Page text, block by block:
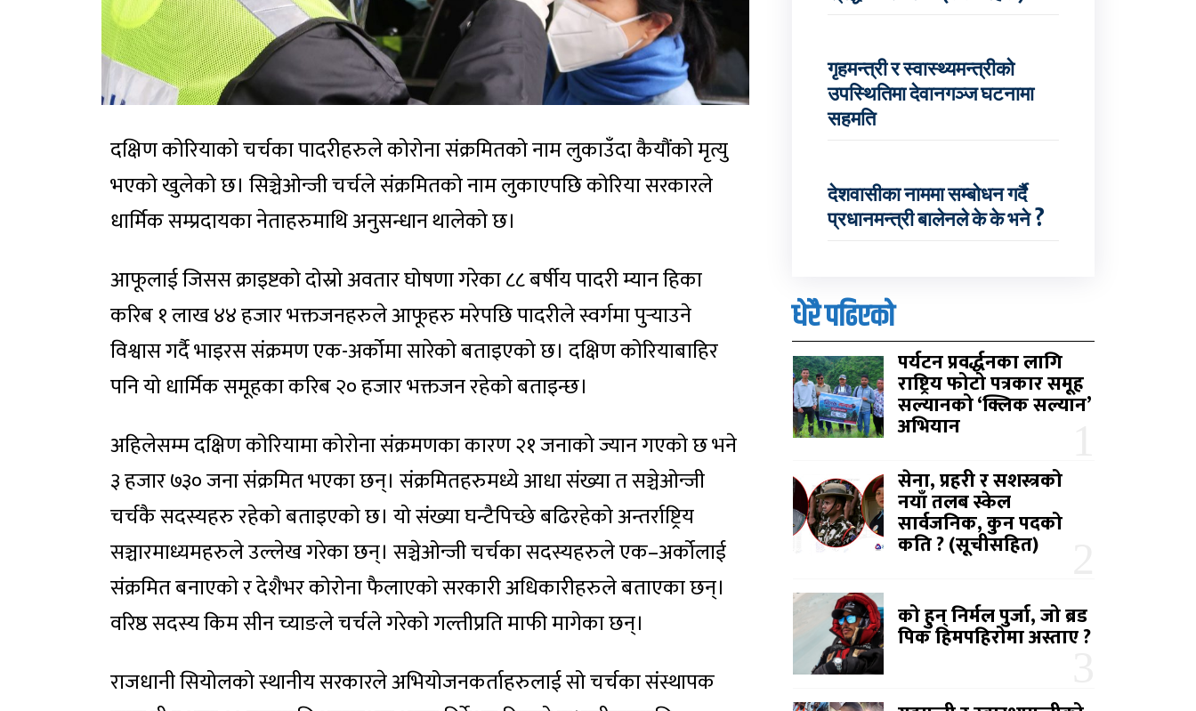
दक्षिण कोरियाको चर्चका पादरीहरुले कोरोना संक्रमितको नाम लुकाउँदा कैयौंको मृत्यु
भएको खुलेको छ। सिञ्चेओन्जी चर्चले संक्रमितको नाम लुकाएपछि कोरिया सरकारले
धार्मिक सम्प्रदायका नेताहरुमाथि अनुसन्धान थालेको छ।
आफूलाई जिसस क्राइष्टको दोस्रो अवतार घोषणा गरेका ८८ बर्षीय पादरी म्यान हिका
करिब १ लाख ४४ हजार भक्तजनहरुले आफूहरु मरेपछि पादरीले स्वर्गमा पुर्‍याउने
विश्वास गर्दै भाइरस संक्रमण एक-अर्कोमा सारेको बताइएको छ। दक्षिण कोरियाबाहिर
पनि यो धार्मिक समूहका करिब २० हजार भक्तजन रहेको बताइन्छ।
अहिलेसम्म दक्षिण कोरियामा कोरोना संक्रमणका कारण २१ जनाको ज्यान गएको छ भने
३ हजार ७३० जना संक्रमित भएका छन्। संक्रमितहरुमध्ये आधा संख्या त सञ्चेओन्जी
चर्चकै सदस्यहरु रहेको बताइएको छ। यो संख्या घन्टैपिच्छे बढिरहेको अन्तर्राष्ट्रिय
सञ्चारमाध्यमहरुले उल्लेख गरेका छन्। सञ्चेओन्जी चर्चका सदस्यहरुले एक–अर्कोलाई
संक्रमित बनाएको र देशैभर कोरोना फैलाएको सरकारी अधिकारीहरुले बताएका छन्।
वरिष्ठ सदस्य किम सीन च्याङले चर्चले गरेको गल्तीप्रति माफी मागेका छन्।
राजधानी सियोलको स्थानीय सरकारले अभियोजनकर्ताहरुलाई सो चर्चका संस्थापक
गृहमन्त्री र स्वास्थ्यमन्त्रीको
उपस्थितिमा देवानगञ्ज घटनामा
सहमति
देशवासीका नाममा सम्बोधन गर्दै
प्रधानमन्त्री बालेनले के के भने ?
धेरै पढिएको
पर्यटन प्रवर्द्धनका लागि
राष्ट्रिय फोटो पत्रकार समूह
सल्यानको ‘क्लिक सल्यान’
अभियान
सेना, प्रहरी र सशस्त्रको
नयाँ तलब स्केल
सार्वजनिक, कुन पदको
कति ? (सूचीसहित)
को हुन् निर्मल पुर्जा, जो ब्रड
पिक हिमपहिरोमा अस्ताए ?